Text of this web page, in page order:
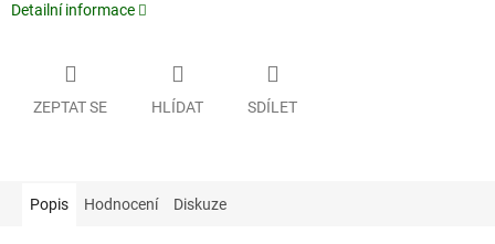
Detailní informace
ZEPTAT SE HLÍDAT SDÍLET
Popis Hodnocení Diskuze